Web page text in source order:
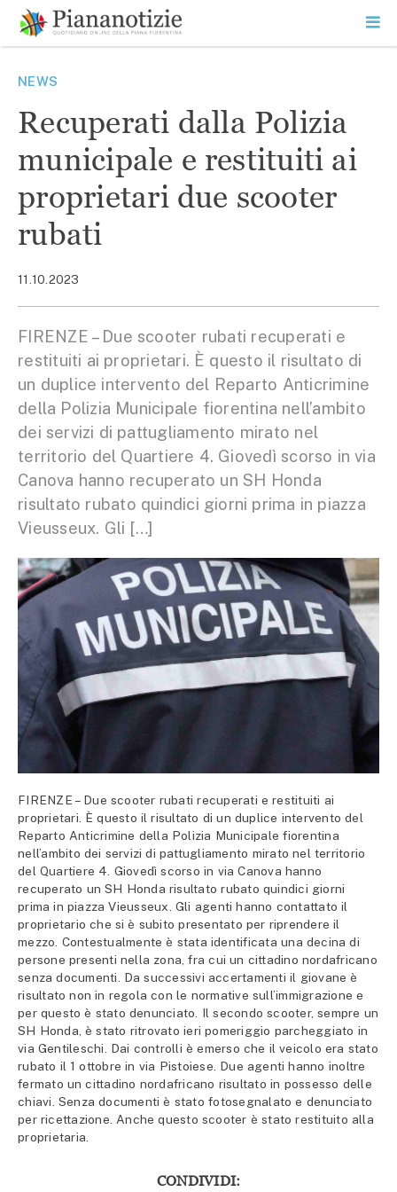
contenuto
SEARCH
NEWS
Recuperati dalla Polizia
municipale e restituiti ai
proprietari due scooter
rubati
11.10.2023
FIRENZE – Due scooter rubati recuperati e
restituiti ai proprietari. È questo il risultato di
un duplice intervento del Reparto Anticrimine
della Polizia Municipale fiorentina nell’ambito
dei servizi di pattugliamento mirato nel
territorio del Quartiere 4. Giovedì scorso in via
Canova hanno recuperato un SH Honda
risultato rubato quindici giorni prima in piazza
Vieusseux. Gli […]
FIRENZE – Due scooter rubati recuperati e restituiti ai
proprietari. È questo il risultato di un duplice intervento del
Reparto Anticrimine della Polizia Municipale fiorentina
nell’ambito dei servizi di pattugliamento mirato nel territorio
del Quartiere 4. Giovedì scorso in via Canova hanno
recuperato un SH Honda risultato rubato quindici giorni
prima in piazza Vieusseux. Gli agenti hanno contattato il
proprietario che si è subito presentato per riprendere il
mezzo. Contestualmente è stata identificata una decina di
persone presenti nella zona, fra cui un cittadino nordafricano
senza documenti. Da successivi accertamenti il giovane è
risultato non in regola con le normative sull’immigrazione e
per questo è stato denunciato. Il secondo scooter, sempre un
SH Honda, è stato ritrovato ieri pomeriggio parcheggiato in
via Gentileschi. Dai controlli è emerso che il veicolo era stato
rubato il 1 ottobre in via Pistoiese. Due agenti hanno inoltre
fermato un cittadino nordafricano risultato in possesso delle
chiavi. Senza documenti è stato fotosegnalato e denunciato
per ricettazione. Anche questo scooter è stato restituito alla
proprietaria.
CONDIVIDI: